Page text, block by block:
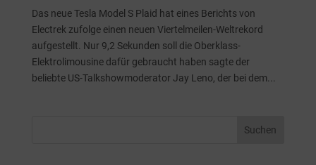
Das neue Tesla Model S Plaid hat eines Berichts von
Electrek zufolge einen neuen Viertelmeilen-Weltrekord
aufgestellt. Nur 9,2 Sekunden soll die Oberklass-
Elektrolimousine dafür gebraucht haben sagte der
beliebte US-Talkshowmoderator Jay Leno, der bei dem...